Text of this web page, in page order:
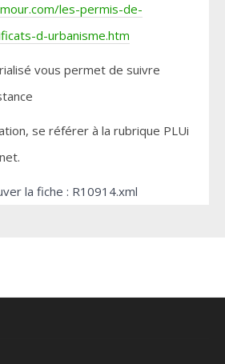
les-permis-de-
d-urbanisme.htm
vous permet de suivre
se référer à la rubrique PLUi
la fiche : R10914.xml